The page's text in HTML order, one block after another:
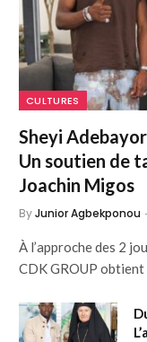
CULTURES
Sheyi
Un soutien de
Joachin Migos
ByJunior Agbekponou
À l’approche des 2
CDK GROUP